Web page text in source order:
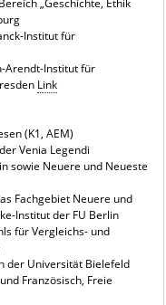
„Geschichte, Ethik
Institut für
Arendt-Institut für
Link
(K1, AEM)
Venia Legendi
sowie Neuere und Neueste
Fachgebiet Neuere und
Institut der FU Berlin
für Vergleichs- und
der Universität Bielefeld
Französisch, Freie